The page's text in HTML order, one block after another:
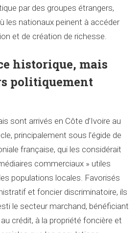
par des groupes étrangers,
les nationaux peinent à accéder
et de création de richesse.
historique, mais
politiquement
sont arrivés en Côte d’Ivoire au
principalement sous l’égide de
française, qui les considérait
commerciaux » utiles
populations locales. Favorisés
et foncier discriminatoire, ils
le secteur marchand, bénéficiant
crédit, à la propriété foncière et